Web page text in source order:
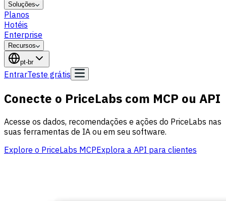
Soluções
Planos
Hotéis
Enterprise
Recursos
pt-br
EntrarTeste grátis
Conecte o PriceLabs com MCP ou API
Acesse os dados, recomendações e ações do PriceLabs nas
suas ferramentas de IA ou em seu software.
Explore o PriceLabs MCPExplora a API para clientes